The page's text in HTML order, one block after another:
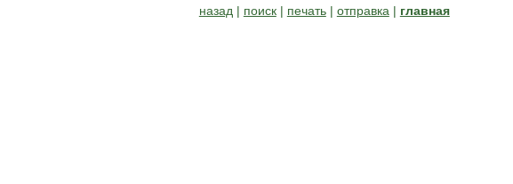
назад | поиск| печать| отправка | главная